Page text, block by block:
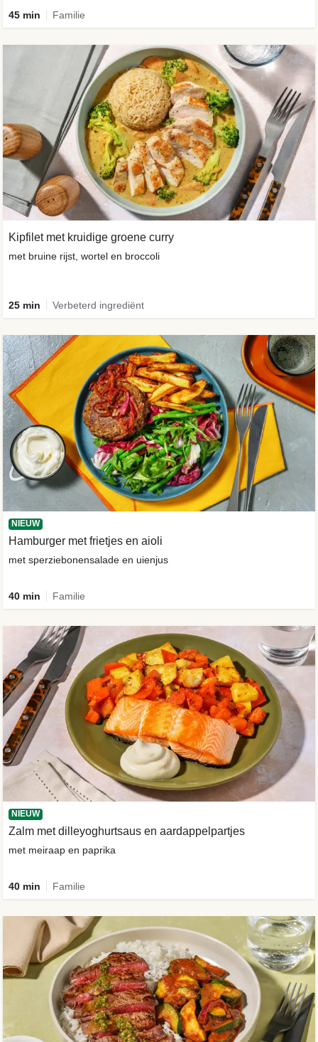
45 min Familie
Kipfilet met kruidige groene curry
met bruine rijst, wortel en broccoli
25 min Verbeterd ingrediënt
NIEUW
Hamburger met frietjes en aioli
met sperziebonensalade en uienjus
40 min Familie
NIEUW
Zalm met dilleyoghurtsaus en aardappelpartjes
met meiraap en paprika
40 min Familie